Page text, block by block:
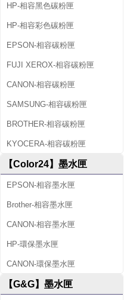
HP-相容黑色碳粉匣
HP-相容彩色碳粉匣
EPSON-相容碳粉匣
FUJI XEROX-相容碳粉匣
CANON-相容碳粉匣
SAMSUNG-相容碳粉匣
BROTHER-相容碳粉匣
KYOCERA-相容碳粉匣
【Color24】墨水匣
EPSON-相容墨水匣
Brother-相容墨水匣
CANON-相容墨水匣
HP-環保墨水匣
CANON-環保墨水匣
【G&G】墨水匣